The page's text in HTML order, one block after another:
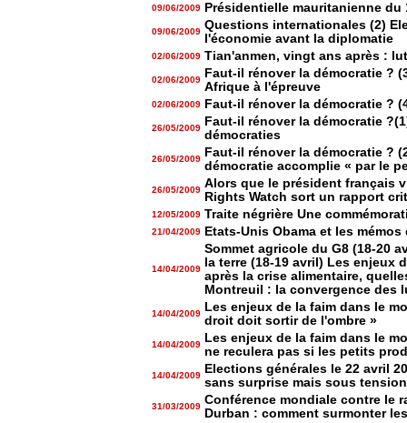
09/06/2009 Présidentielle mauritanienne
09/06/2009 Questions internationales (2)
l'économie avant la diplomatie
02/06/2009 Tian'anmen, vingt ans après :
02/06/2009
Faut-il rénover la démocratie ?
Afrique à l'épreuve
02/06/2009 Faut-il rénover la démocratie ?
26/05/2009
Faut-il rénover la démocratie
démocraties
26/05/2009
Faut-il rénover la démocratie ?
démocratie accomplie « par le
26/05/2009 Alors que le président français
Rights Watch sort un rapport
12/05/2009 Traite négrière Une
21/04/2009 Etats-Unis Obama et les mémos
14/04/2009
Sommet agricole du G8 (18-20
la terre (18-19 avril) Les enjeux
après la crise alimentaire,
Montreuil : la convergence des
14/04/2009
Les enjeux de la faim dans le
droit doit sortir de l'ombre »
14/04/2009
Les enjeux de la faim dans le
ne reculera pas si les petits
14/04/2009
Elections générales le 22 avril
sans surprise mais sous tension
31/03/2009 Conférence mondiale contre le
Durban : comment surmonter